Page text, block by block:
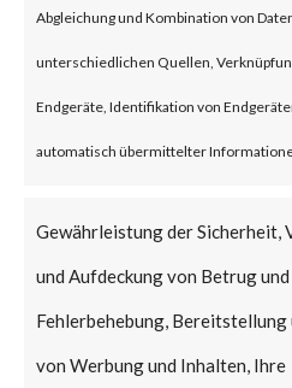
Abgleichung und Kombination von
unterschiedlichen Quellen,
Endgeräte, Identifikation von
automatisch übermittelter
Gewährleistung der Sicherheit,
und Aufdeckung von Betrug und
Fehlerbehebung, Bereitstellung
von Werbung und Inhalten, Ihre
for authentication
compromised
vulnerabilities
to CISA’s Known
What is the
At the time of